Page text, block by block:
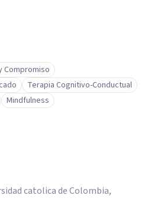
Compromiso
Terapia Cognitivo-Conductual
Mindfulness
catolica de Colombia,